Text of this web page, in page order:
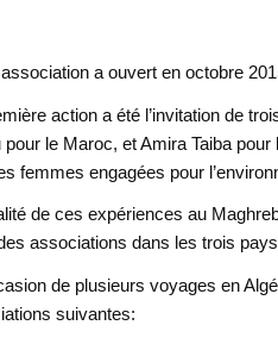
a ouvert en octobre
action a été l’invitation de
pour le Maroc, et Amira Taiba
femmes engagées pour
de ces expériences au
associations dans les trois
de plusieurs voyages en
suivantes: